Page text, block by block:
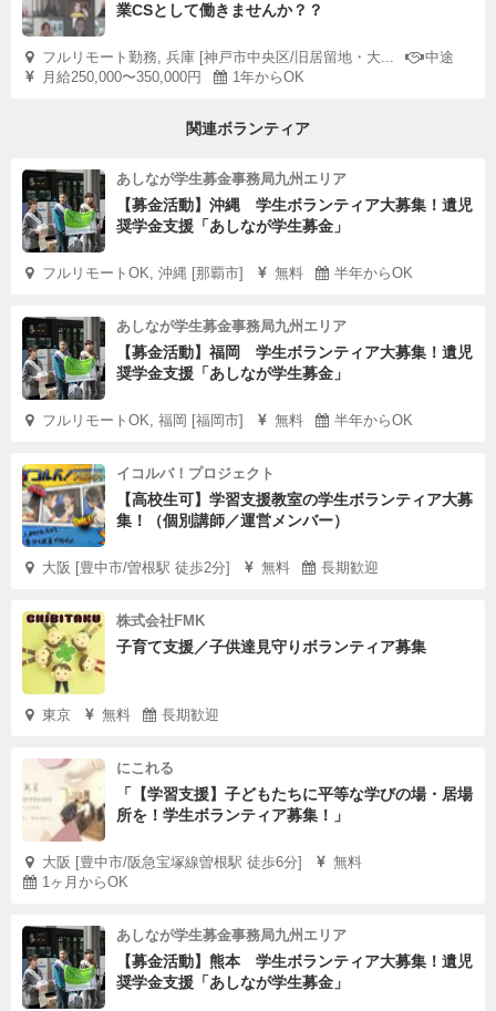
業CSとして働きませんか？？
フルリモート勤務, 兵庫 [神戸市中央区/旧居留地・大...
中途
月給250,000〜350,000円
1年からOK
関連ボランティア
あしなが学生募金事務局九州エリア
【募金活動】沖縄 学生ボランティア大募集！遺児
奨学金支援「あしなが学生募金」
フルリモートOK, 沖縄 [那覇市] 無料 半年からOK
あしなが学生募金事務局九州エリア
【募金活動】福岡 学生ボランティア大募集！遺児
奨学金支援「あしなが学生募金」
フルリモートOK, 福岡 [福岡市] 無料 半年からOK
イコルバ！プロジェクト
【高校生可】学習支援教室の学生ボランティア大募
集！（個別講師／運営メンバー）
大阪 [豊中市/曽根駅 徒歩2分] 無料 長期歓迎
株式会社FMK
子育て支援／子供達見守りボランティア募集
東京 無料 長期歓迎
にこれる
「【学習支援】子どもたちに平等な学びの場・居場
所を！学生ボランティア募集！」
大阪 [豊中市/阪急宝塚線曽根駅 徒歩6分]
無料
1ヶ月からOK
あしなが学生募金事務局九州エリア
【募金活動】熊本 学生ボランティア大募集！遺児
奨学金支援「あしなが学生募金」